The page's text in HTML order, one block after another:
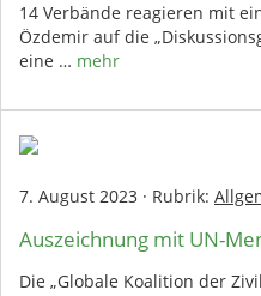
14 Verbände reagieren mit
Özdemir auf die
eine … mehr
7. August 2023 · Rubrik:
Auszeichnung mit UN-
Die „Globale Koalition der